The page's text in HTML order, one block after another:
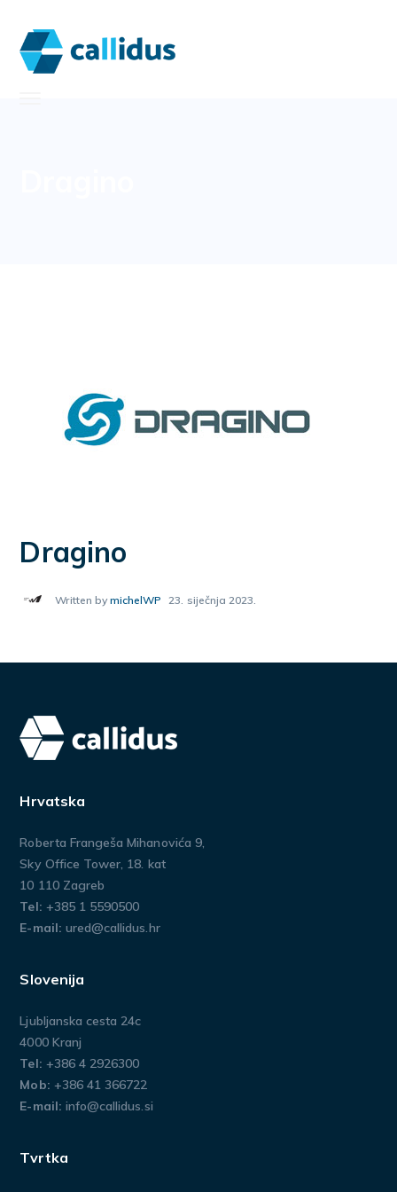
Dragino
Written bymichelWP 23. siječnja 2023.
Hrvatska
Roberta Frangeša Mihanovića 9,
Sky Office Tower, 18. kat
10 110 Zagreb
Tel: +385 1 5590500
E-mail: ured@callidus.hr
Slovenija
Ljubljanska cesta 24c
4000 Kranj
Tel: +386 4 2926300
Mob: +386 41 366722
E-mail: info@callidus.si
Tvrtka